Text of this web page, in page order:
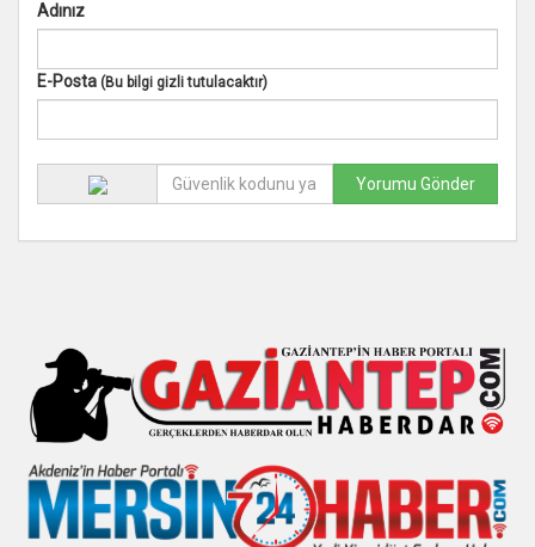
Adınız
E-Posta (Bu bilgi gizli tutulacaktır)